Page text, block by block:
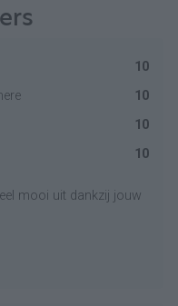
10
10
10
10
mooi uit dankzij jouw